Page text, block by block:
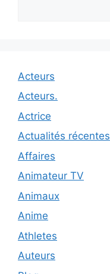
Acteurs
Acteurs.
Actrice
Actualités récentes
Affaires
Animateur TV
Animaux
Anime
Athletes
Auteurs